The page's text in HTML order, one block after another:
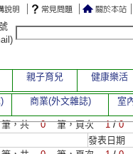
筆，共 0 筆，頁次1/0
發表日期
親子育兒 健康樂活
商業(外文雜誌) 室